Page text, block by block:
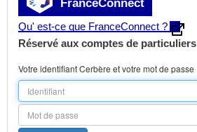
FranceConnect
Qu' est-ce que FranceConnect ?
Réservé aux comptes de particuliers
Votre identifiant Cerbère et votre mot de passe